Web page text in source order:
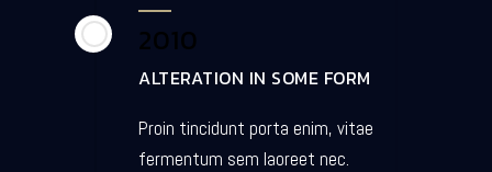
2010
ALTERATION IN SOME FORM
Proin tincidunt porta enim, vitae
fermentum sem laoreet nec.